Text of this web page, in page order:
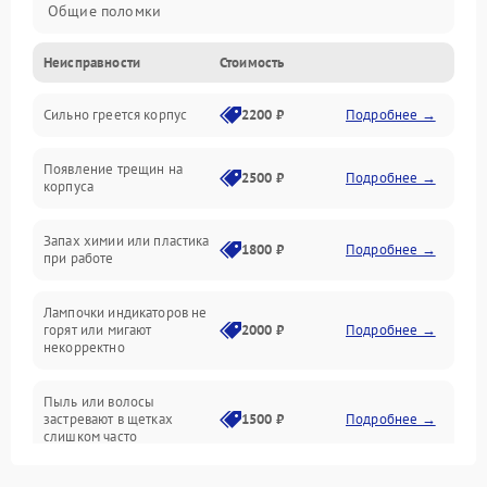
Общие поломки
Неисправность датчиков
Неисправность программного обеспечения
Проблемы с сигналом
Батарея
Программные сбои
Неисправности Стоимость
Сильно греется корпус 2200 ₽ Подробнее →
Появление трещин на
корпуса
2500 ₽ Подробнее →
Запах химии или пластика
при работе
1800 ₽ Подробнее →
Лампочки индикаторов не
горят или мигают
некорректно
2000 ₽ Подробнее →
Пыль или волосы
застревают в щетках
слишком часто
1500 ₽ Подробнее →